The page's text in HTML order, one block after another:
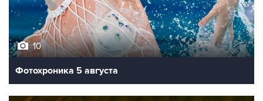
10
Фотохроника 5 августа